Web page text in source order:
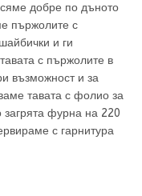
добре по дъното
пържолите с
и ги
с пържолите в
възможност и за
тавата с фолио за
фурна на 220
с гарнитура